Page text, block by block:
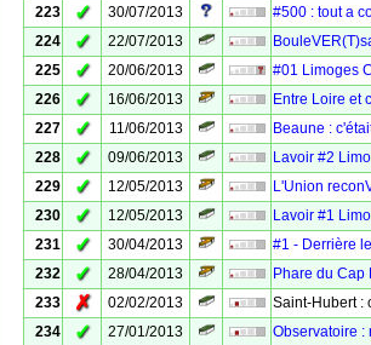
223
✓ 30/07/2013
#500 : tout a
224
✓ 22/07/2013
225
✓ 20/06/2013
#01 Limoges
226
✓ 16/06/2013
Entre Loire et
227
✓ 11/06/2013
Beaune :
228
✓ 09/06/2013
Lavoir #2
229
✓ 12/05/2013
L'Union
230
✓ 12/05/2013
Lavoir #1
231
✓ 30/04/2013
#1 - Derrière
232
✓ 28/04/2013
Phare du Cap
233
✗ 02/02/2013
Saint-Hubert :
234
✓ 27/01/2013
Observatoire :